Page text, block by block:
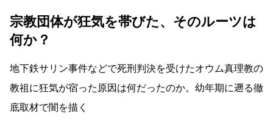
宗教団体が狂気を帯びた、そのルーツは
何か？
地下鉄サリン事件などで死刑判決を受けたオウム真理教の
教祖に狂気が宿った原因は何だったのか。幼年期に遡る徹
底取材で闇を描く